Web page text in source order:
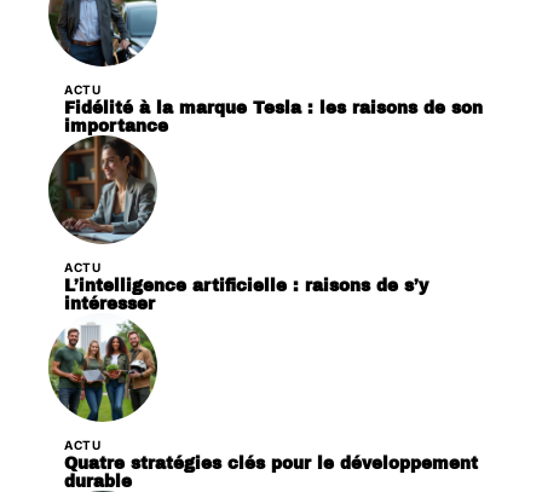
ACTU
Fidélité à la marque Tesla : les raisons de son
importance
ACTU
L’intelligence artificielle : raisons de s’y
intéresser
ACTU
Quatre stratégies clés pour le développement
durable